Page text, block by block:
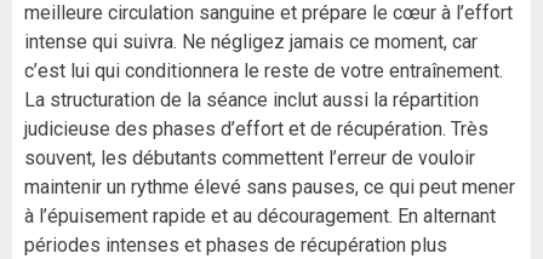
meilleure circulation sanguine et prépare le cœur à l’effort
intense qui suivra. Ne négligez jamais ce moment, car
c’est lui qui conditionnera le reste de votre entraînement.
La structuration de la séance inclut aussi la répartition
judicieuse des phases d’effort et de récupération. Très
souvent, les débutants commettent l’erreur de vouloir
maintenir un rythme élevé sans pauses, ce qui peut mener
à l’épuisement rapide et au découragement. En alternant
périodes intenses et phases de récupération plus